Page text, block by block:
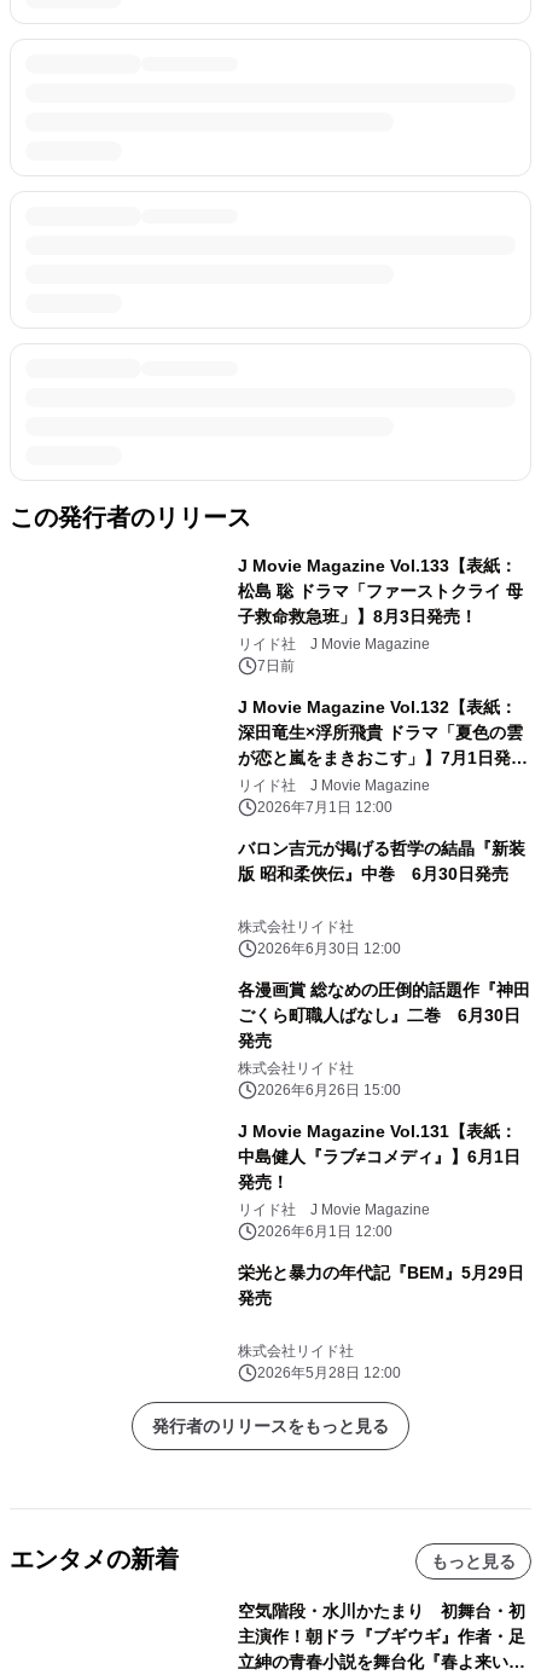
この発行者のリリース
J Movie Magazine Vol.133【表紙：
松島 聡 ドラマ「ファーストクライ 母
子救命救急班」】8月3日発売！
リイド社 J Movie Magazine
7日前
J Movie Magazine Vol.132【表紙：
深田竜生×浮所飛貴 ドラマ「夏色の雲
が恋と嵐をまきおこす」】7月1日発
売！
リイド社 J Movie Magazine
2026年7月1日 12:00
バロン吉元が掲げる哲学の結晶『新装
版 昭和柔俠伝』中巻 6月30日発売
株式会社リイド社
2026年6月30日 12:00
各漫画賞 総なめの圧倒的話題作『神田
ごくら町職人ばなし』二巻 6月30日
発売
株式会社リイド社
2026年6月26日 15:00
J Movie Magazine Vol.131【表紙：
中島健人『ラブ≠コメディ』】6月1日
発売！
リイド社 J Movie Magazine
2026年6月1日 12:00
栄光と暴力の年代記『BEM』5月29日
発売
株式会社リイド社
2026年5月28日 12:00
発行者のリリースをもっと見る
エンタメの新着 もっと見る
空気階段・水川かたまり 初舞台・初
主演作！朝ドラ『ブギウギ』作者・足
立紳の青春小説を舞台化『春よ来い、